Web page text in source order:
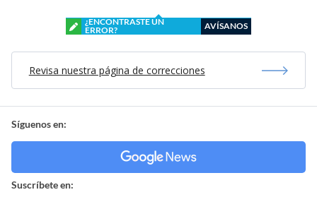
¿ENCONTRASTE UN
ERROR?
AVÍSANOS
Revisa nuestra página de correcciones
Síguenos en:
Suscríbete en: